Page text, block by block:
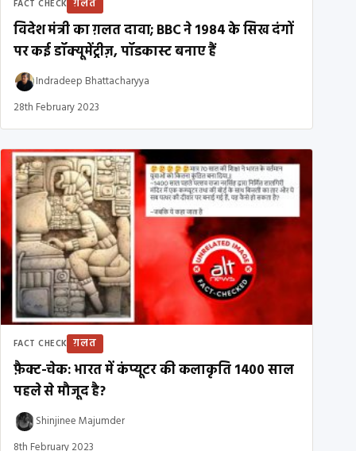
FACT CHECK
विदेश मंत्री का ग़लत दावा; BBC ने 1984 के सिख दंगों
पर कई डॉक्यूमेंट्रीज़, पॉडकास्ट बनाए हैं
Indradeep Bhattacharyya
28th February 2023
FACT CHECK ग़लत
फ़ैक्ट-चेक: भारत में कंप्यूटर की कलाकृति 1400 साल
पहले से मौजूद है?
Shinjinee Majumder
8th February 2023